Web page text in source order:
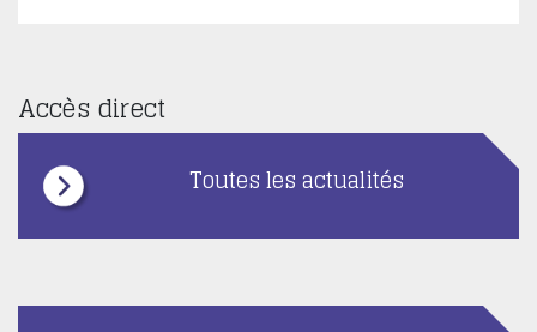
Accès direct
Toutes les actualités